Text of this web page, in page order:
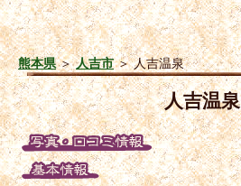
熊本県＞人吉市＞人吉温泉
人吉温泉